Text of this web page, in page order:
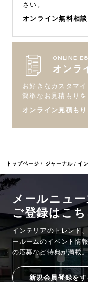
トップページ ジャーナル イ
さい。
オンライン無料相
ONLINE
オンラ
お好きなカスタマ
簡単なお見積もり
オンライン見積も
メールニュ
ご登録はこち
インテリアのトレンド
ールームのイベント情
の応募など特典が満載
新規会員登録をす